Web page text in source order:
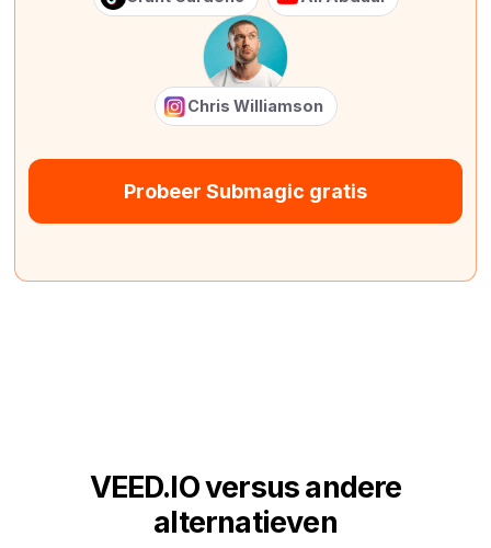
Chris Williamson
Probeer Submagic gratis
VEED.IO versus andere
alternatieven